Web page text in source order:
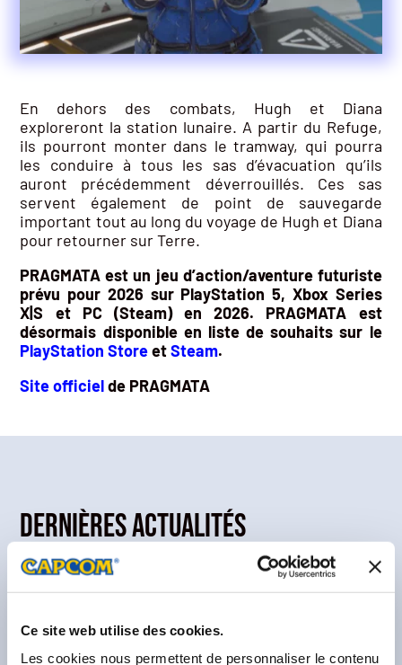
Ce site web utilise des cookies.
Les cookies nous permettent de personnaliser le contenu
En dehors des combats, Hugh et Diana
exploreront la station lunaire. A partir du Refuge,
ils pourront monter dans le tramway, qui pourra
les conduire à tous les sas d’évacuation qu’ils
auront précédemment déverrouillés. Ces sas
servent également de point de sauvegarde
important tout au long du voyage de Hugh et Diana
pour retourner sur Terre.
PRAGMATA est un jeu d’action/aventure futuriste
prévu pour 2026 sur PlayStation 5, Xbox Series
X|S et PC (Steam) en 2026. PRAGMATA est
désormais disponible en liste de souhaits sur le
PlayStation StoreetSteam.
Site officielde PRAGMATA
Dernières actualités